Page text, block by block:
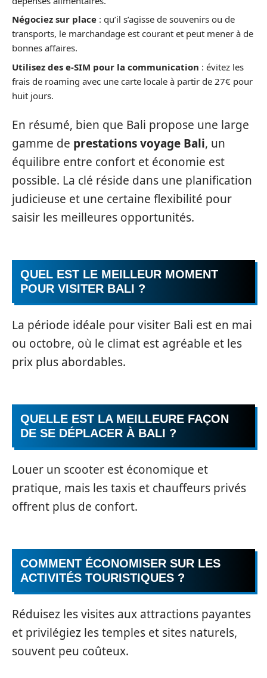
Négociez sur place : qu’il s’agisse de souvenirs ou de
transports, le marchandage est courant et peut mener à de
bonnes affaires.
Utilisez des e-SIM pour la communication : évitez les
frais de roaming avec une carte locale à partir de 27€ pour
huit jours.
En résumé, bien que Bali propose une large
gamme de prestations voyage Bali, un
équilibre entre confort et économie est
possible. La clé réside dans une planification
judicieuse et une certaine flexibilité pour
saisir les meilleures opportunités.
QUEL EST LE MEILLEUR MOMENT
POUR VISITER BALI ?
La période idéale pour visiter Bali est en mai
ou octobre, où le climat est agréable et les
prix plus abordables.
QUELLE EST LA MEILLEURE FAÇON
DE SE DÉPLACER À BALI ?
Louer un scooter est économique et
pratique, mais les taxis et chauffeurs privés
offrent plus de confort.
COMMENT ÉCONOMISER SUR LES
ACTIVITÉS TOURISTIQUES ?
Réduisez les visites aux attractions payantes
et privilégiez les temples et sites naturels,
souvent peu coûteux.